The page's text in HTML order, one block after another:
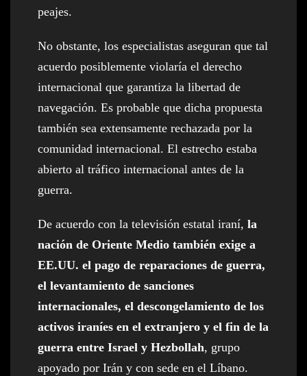
peajes.
No obstante, los especialistas aseguran que tal
acuerdo posiblemente violaría el derecho
internacional que garantiza la libertad de
navegación. Es probable que dicha propuesta
también sea extensamente rechazada por la
comunidad internacional. El estrecho estaba
abierto al tráfico internacional antes de la
guerra.
De acuerdo con la televisión estatal iraní, la
nación de Oriente Medio también exige a
EE.UU. el pago de reparaciones de guerra,
el levantamiento de sanciones
internacionales, el descongelamiento de los
activos iraníes en el extranjero y el fin de la
guerra entre Israel y Hezbollah, grupo
apoyado por Irán y con sede en el Líbano.